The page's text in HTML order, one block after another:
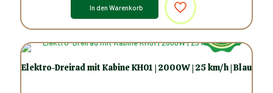
In den Warenkorb
Elektro-Dreirad mit Kabine KH01 | 2000W | 25 km/h | Blau